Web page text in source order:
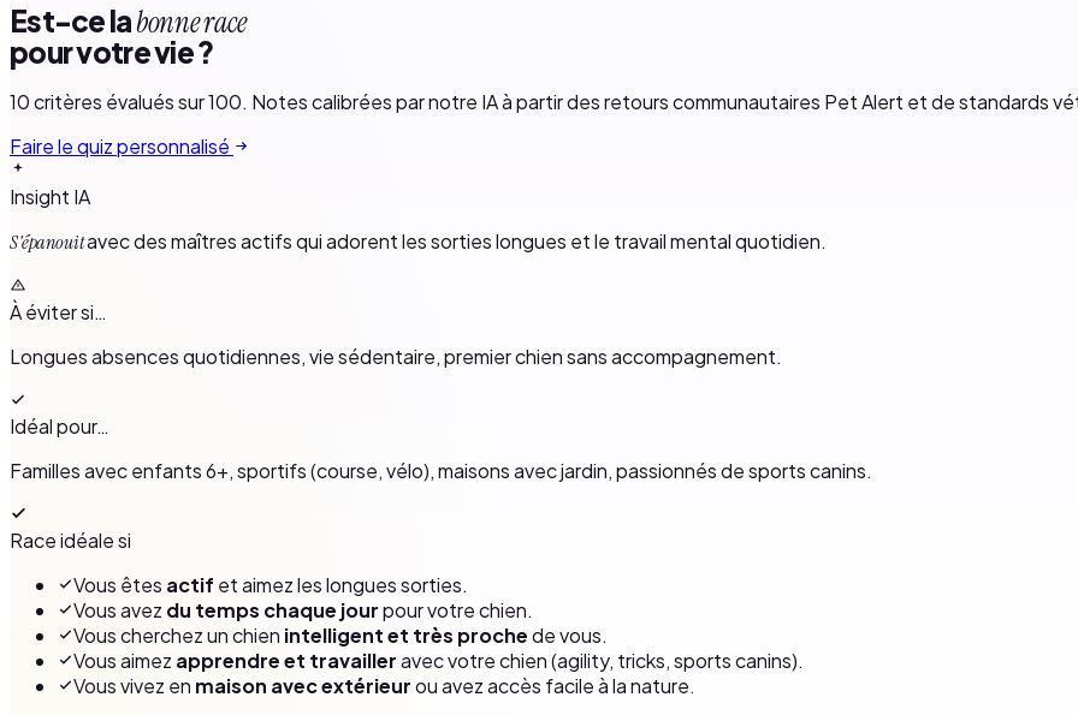
Est-ce labonne race
pour votre vie ?
10 critères évalués sur 100. Notes calibrées par notre IA à partir des retours communautaires Pet Alert et de standards
Faire le quiz personnalisé
Insight IA
S'épanouitavec des maîtres actifs qui adorent les sorties longues et le travail mental quotidien.
À éviter si…
Longues absences quotidiennes, vie sédentaire, premier chien sans accompagnement.
Idéal pour…
Familles avec enfants 6+, sportifs (course, vélo), maisons avec jardin, passionnés de sports canins.
Race idéale si
Vous êtes actif et aimez les longues sorties.
Vous avez du temps chaque jourpour votre chien.
Vous cherchez un chien intelligent et très prochede vous.
Vous aimez apprendre et travailleravec votre chien (agility, tricks, sports canins).
Vous vivez en maison avec extérieurou avez accès facile à la nature.